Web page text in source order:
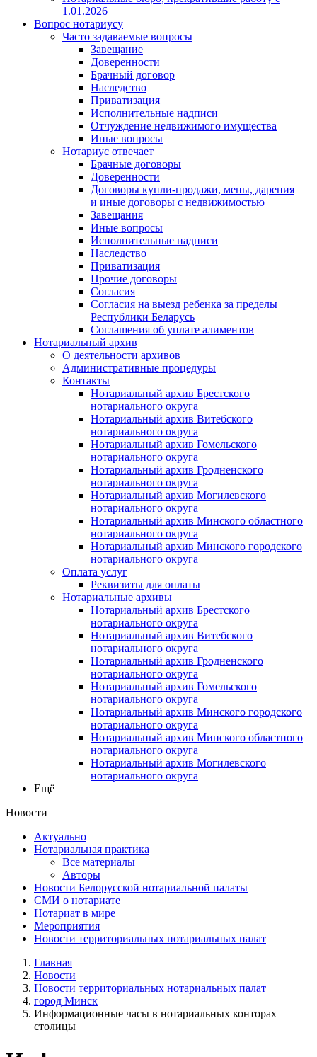
1.01.2026
Вопрос нотариусу
Часто задаваемые вопросы
Завещание
Доверенности
Брачный договор
Наследство
Приватизация
Исполнительные надписи
Отчуждение недвижимого имущества
Иные вопросы
Нотариус отвечает
Брачные договоры
Доверенности
Договоры купли-продажи, мены, дарения
и иные договоры с недвижимостью
Завещания
Иные вопросы
Исполнительные надписи
Наследство
Приватизация
Прочие договоры
Согласия
Согласия на выезд ребенка за пределы
Республики Беларусь
Соглашения об уплате алиментов
Нотариальный архив
О деятельности архивов
Административные процедуры
Контакты
Нотариальный архив Брестского
нотариального округа
Нотариальный архив Витебского
нотариального округа
Нотариальный архив Гомельского
нотариального округа
Нотариальный архив Гродненского
нотариального округа
Нотариальный архив Могилевского
нотариального округа
Нотариальный архив Минского областного
нотариального округа
Нотариальный архив Минского городского
нотариального округа
Оплата услуг
Реквизиты для оплаты
Нотариальные архивы
Нотариальный архив Брестского
нотариального округа
Нотариальный архив Витебского
нотариального округа
Нотариальный архив Гродненского
нотариального округа
Нотариальный архив Гомельского
нотариального округа
Нотариальный архив Минского городского
нотариального округа
Нотариальный архив Минского областного
нотариального округа
Нотариальный архив Могилевского
нотариального округа
Ещё
Новости
Актуально
Нотариальная практика
Все материалы
Авторы
Новости Белорусской нотариальной палаты
СМИ о нотариате
Нотариат в мире
Мероприятия
Новости территориальных нотариальных палат
Главная
Новости
Новости территориальных нотариальных палат
город Минск
Информационные часы в нотариальных конторах
столицы